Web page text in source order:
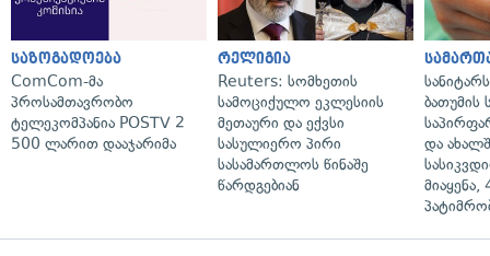
საზოგადოება
ComCom-მა
პროსამთავრობო
ტელეკომპანია POSTV 2
500 ლარით დააჯარიმა
რელიგია
Reuters: სომხეთის
სამოციქულო ეკლესიის
მეთაური და ექვსი
სასულიერო პირი
სასამართლოს წინაშე
წარდგებიან
ბათუმის
და